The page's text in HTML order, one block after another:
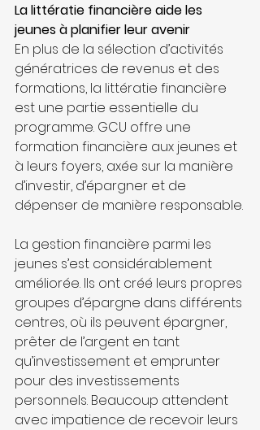
La littératie financière aide les
jeunes à planifier leur avenir
En plus de la sélection d’activités
génératrices de revenus et des
formations, la littératie financière
est une partie essentielle du
programme. GCU offre une
formation financière aux jeunes et
à leurs foyers, axée sur la manière
d’investir, d’épargner et de
dépenser de manière responsable.
La gestion financière parmi les
jeunes s’est considérablement
améliorée. Ils ont créé leurs propres
groupes d’épargne dans différents
centres, où ils peuvent épargner,
prêter de l’argent en tant
qu’investissement et emprunter
pour des investissements
personnels. Beaucoup attendent
avec impatience de recevoir leurs